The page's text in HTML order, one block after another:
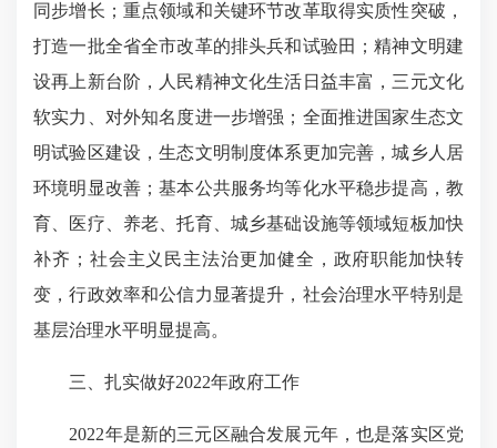
同步增长；重点领域和关键环节改革取得实质性突破，
打造一批全省全市改革的排头兵和试验田；精神文明建
设再上新台阶，人民精神文化生活日益丰富，三元文化
软实力、对外知名度进一步增强；全面推进国家生态文
明试验区建设，生态文明制度体系更加完善，城乡人居
环境明显改善；基本公共服务均等化水平稳步提高，教
育、医疗、养老、托育、城乡基础设施等领域短板加快
补齐；社会主义民主法治更加健全，政府职能加快转
变，行政效率和公信力显著提升，社会治理水平特别是
基层治理水平明显提高。
三、扎实做好2022年政府工作
2022年是新的三元区融合发展元年，也是落实区党